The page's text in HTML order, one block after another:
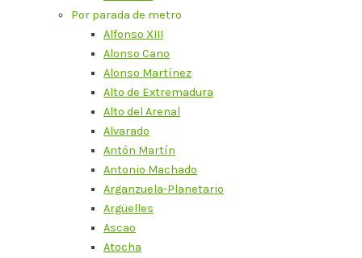
Por parada de metro
Alfonso XIII
Alonso Cano
Alonso Martínez
Alto de Extremadura
Alto del Arenal
Alvarado
Antón Martín
Antonio Machado
Arganzuela-Planetario
Argüelles
Ascao
Atocha